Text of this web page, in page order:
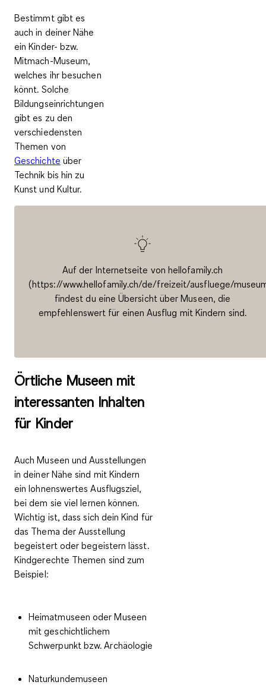
Bestimmt gibt es
auch in deiner Nähe
ein Kinder- bzw.
Mitmach-Museum,
welches ihr besuchen
könnt. Solche
Bildungseinrichtungen
gibt es zu den
verschiedensten
Themen von
Geschichte über
Technik bis hin zu
Kunst und Kultur.
Auf der Internetseite von hellofamily.ch
(https://www.hellofamily.ch/de/freizeit/ausfluege/
findest du eine Übersicht über Museen, die
empfehlenswert für einen Ausflug mit Kindern sind.
Örtliche Museen mit
interessanten Inhalten
für Kinder
Auch Museen und Ausstellungen
in deiner Nähe sind mit Kindern
ein lohnenswertes Ausflugsziel,
bei dem sie viel lernen können.
Wichtig ist,dass sich dein Kind für
das Thema der Ausstellung
begeistert oder begeistern lässt.
Kindgerechte Themen sind zum
Beispiel:
Heimatmuseen oder Museen
mit geschichtlichem
Schwerpunkt bzw. Archäologie
Naturkundemuseen